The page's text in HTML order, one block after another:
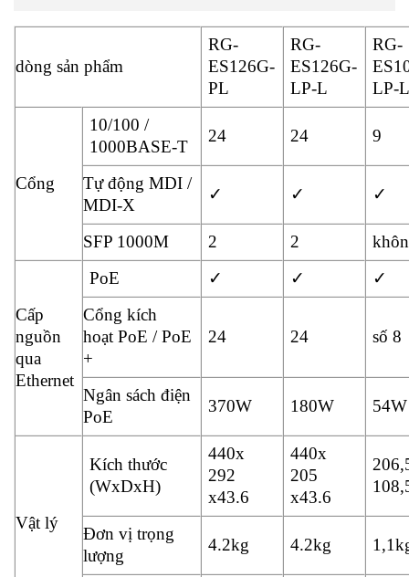
dòng sản phẩm
RG-
ES126G-
PL
RG-
ES126G-
LP-L
RG-
LP-
Cổng
10/100 /
1000BASE-T
24 24 9
Tự động MDI /
MDI-X
✓ ✓ ✓
SFP 1000M 2 2
Cấp
nguồn
qua
Ethernet
PoE ✓ ✓
✓
Cổng kích
hoạt PoE / PoE
+
24 24 số 8
Ngân sách điện
PoE
370W 180W 54W
Vật lý
Kích thước
(WxDxH)
440x
292
x43.6
440x
205
x43.6
Đơn vị trọng
lượng
4.2kg 4.2kg